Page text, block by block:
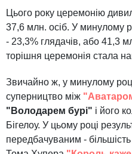
Цього року церемонію
37,6 млн. осіб. У минулому
- 23,3% глядачів, або 41,3
торішня церемонія стала
Звичайно ж, у минулому
суперництво між
"Володарем бурі" і його
Бігелоу. У цьому році
передбачуваним -